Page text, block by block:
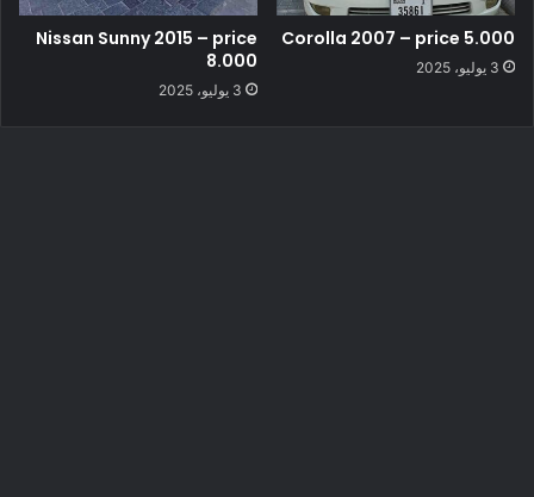
Corolla 2007 – price 5.000
3 يوليو، 2025
Nissan Sunny 2015 – price
8.000
3 يوليو، 2025